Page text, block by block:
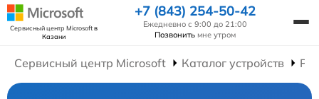
Сервисный центр Microsoftв
Казани
+7 (843) 254-50-42
Ежедневно с 9:00 до 21:00
Позвонить мне утром
Сервисный центр Microsoft Каталог устройств